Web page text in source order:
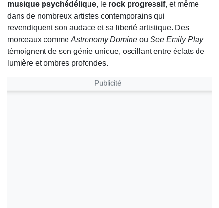
musique psychédélique, le rock progressif, et même
dans de nombreux artistes contemporains qui
revendiquent son audace et sa liberté artistique. Des
morceaux comme Astronomy Domine ou See Emily Play
témoignent de son génie unique, oscillant entre éclats de
lumière et ombres profondes.
Publicité